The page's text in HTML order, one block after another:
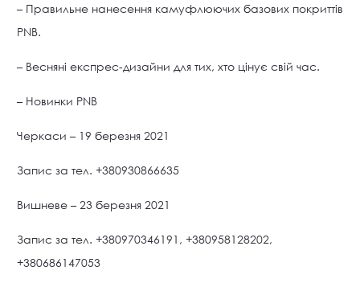
– Правильне нанесення камуфлюючих базових покриттів
PNB.
– Весняні експрес-дизайни для тих, хто цінує свій час.
– Новинки PNB
Черкаси – 19 березня 2021
Запис за тел. +380930866635
Вишневе – 23 березня 2021
Запис за тел. +380970346191, +380958128202,
+380686147053